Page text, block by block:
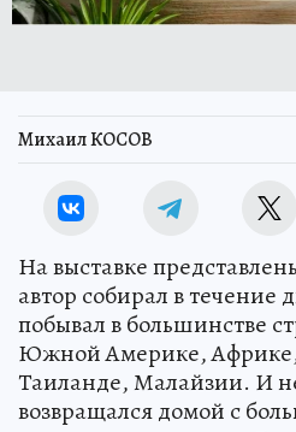
Михаил КОСОВ
На выставке
автор собирал в течение
побывал в большинстве
Южной Америке,
Таиланде, Малайзии. И
возвращался домой с